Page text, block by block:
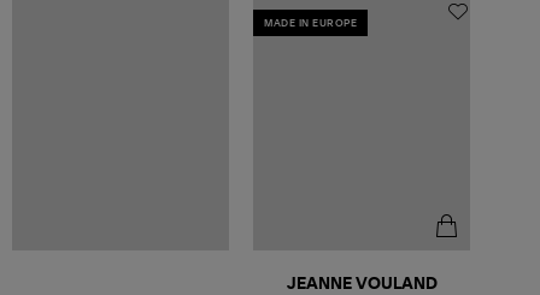
MADE IN EUROPE
JEANNE VOULAND